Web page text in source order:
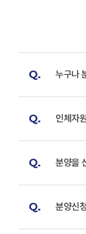
Q. 누구나
Q. 인체자
Q. 분양을
Q. 분양신